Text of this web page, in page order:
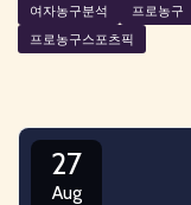
여자농구분석
프로농구
프로농구스포츠픽
27
Aug